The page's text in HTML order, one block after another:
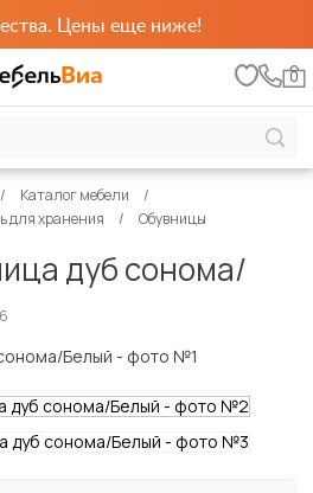
Цены еще ниже!
0
Каталог мебели
для хранения Обувницы
дуб сонома/